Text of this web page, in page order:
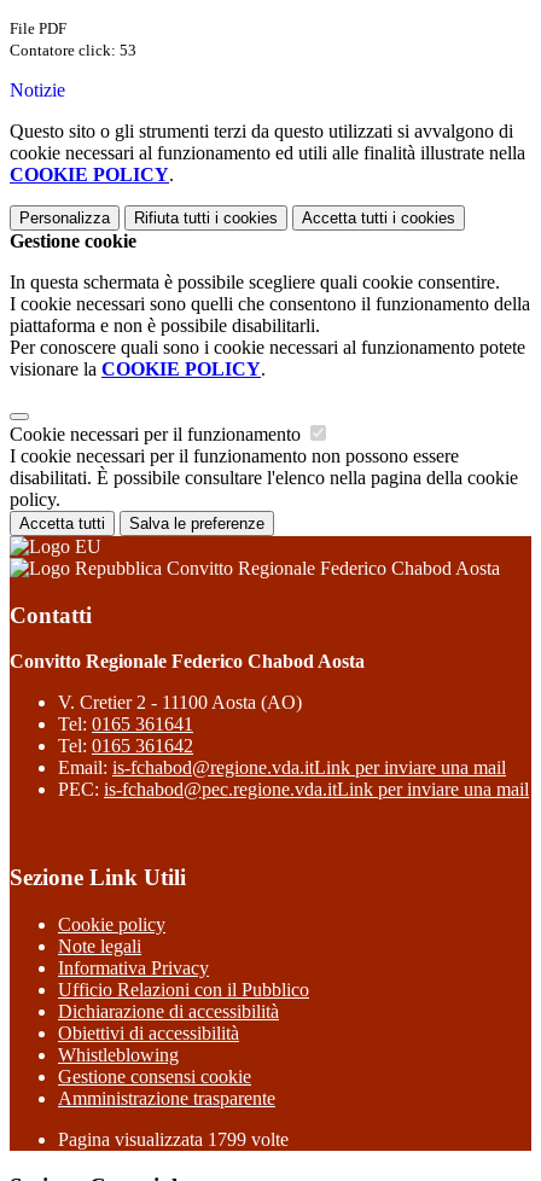
File PDF
Contatore click: 53
Notizie
Questo sito o gli strumenti terzi da questo utilizzati si avvalgono di
cookie necessari al funzionamento ed utili alle finalità illustrate nella
COOKIE POLICY.
Personalizza Rifiuta tutti i cookies Accetta tutti i cookies
Gestione cookie
In questa schermata è possibile scegliere quali cookie consentire.
I cookie necessari sono quelli che consentono il funzionamento della
piattaforma e non è possibile disabilitarli.
Per conoscere quali sono i cookie necessari al funzionamento potete
visionare la COOKIE POLICY.
Cookie necessari per il funzionamento
I cookie necessari per il funzionamento non possono essere
disabilitati. È possibile consultare l'elenco nella pagina della cookie
policy.
Accetta tutti Salva le preferenze
Convitto Regionale Federico Chabod Aosta
Contatti
Convitto Regionale Federico Chabod Aosta
V. Cretier 2 - 11100 Aosta (AO)
Tel: 0165 361641
Tel: 0165 361642
Email: is-fchabod@regione.vda.itLink per inviare una mail
PEC: is-fchabod@pec.regione.vda.itLink per inviare una mail
Sezione Link Utili
Cookie policy
Note legali
Informativa Privacy
Ufficio Relazioni con il Pubblico
Dichiarazione di accessibilità
Obiettivi di accessibilità
Whistleblowing
Gestione consensi cookie
Amministrazione trasparente
Pagina visualizzata 1799 volte